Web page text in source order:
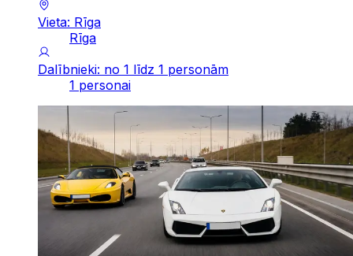
Vieta: Rīga
Rīga
Dalībnieki: no 1 līdz 1 personām
1 personai